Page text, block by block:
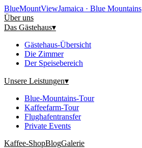
BlueMountViewJamaica · Blue Mountains
Über uns
Das Gästehaus▾
Gästehaus-Übersicht
Die Zimmer
Der Speisebereich
Unsere Leistungen▾
Blue-Mountains-Tour
Kaffeefarm-Tour
Flughafentransfer
Private Events
Kaffee-ShopBlogGalerie